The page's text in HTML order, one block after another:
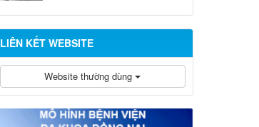
LIÊN KẾT WEBSITE
Website thường dùng